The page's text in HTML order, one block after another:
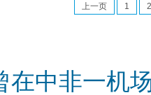
上一页 1 2
在中非一机